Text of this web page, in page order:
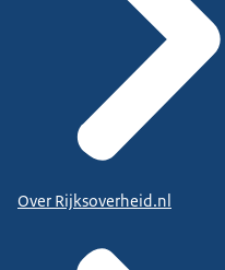
Over Rijksoverheid.nl